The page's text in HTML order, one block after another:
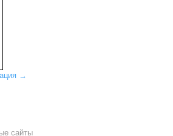
→
сайты